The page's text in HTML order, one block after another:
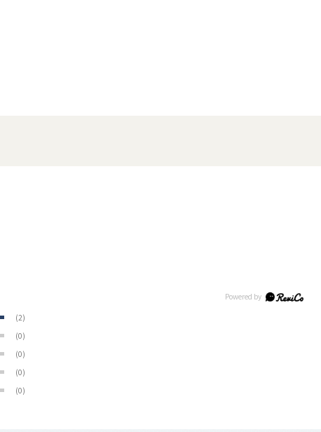
(2)
(0)
(0)
(0)
(0)